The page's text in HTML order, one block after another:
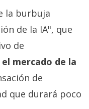
la burbuja
de la IA", que
de
mercado de la
de
que durará poco